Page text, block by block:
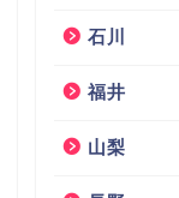
石川
福井
山梨